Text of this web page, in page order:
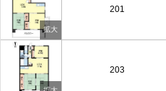
201
203